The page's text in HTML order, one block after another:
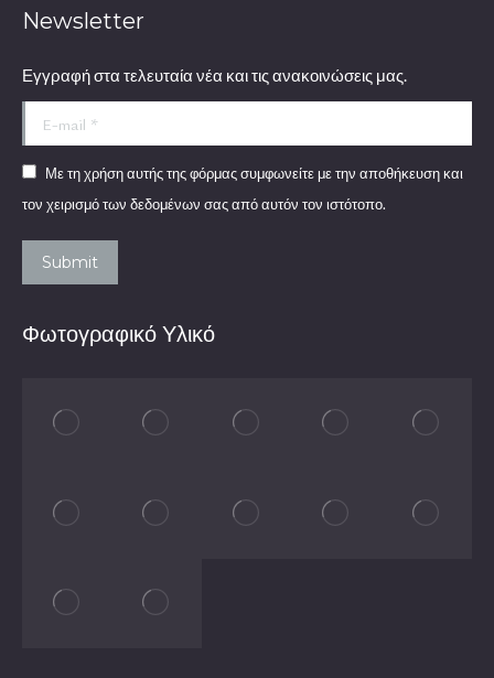
Newsletter
Εγγραφή στα τελευταία νέα και τις ανακοινώσεις μας.
E-mail *
Με τη χρήση αυτής της φόρμας συμφωνείτε με την αποθήκευση και
τον χειρισμό των δεδομένων σας από αυτόν τον ιστότοπο.
Submit
Φωτογραφικό Υλικό